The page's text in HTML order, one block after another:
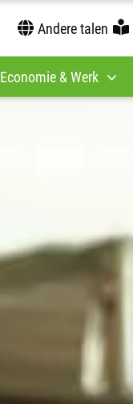
Andere talen
Economie & Werk